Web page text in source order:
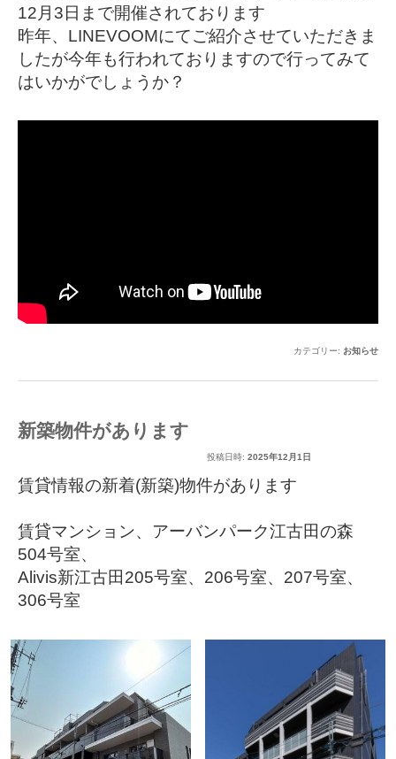
12月3日まで開催されております
昨年、LINEVOOMにてご紹介させていただきま
したが今年も行われておりますので行ってみて
はいかがでしょうか？
カテゴリー: お知らせ
新築物件があります
投稿日時: 2025年12月1日
賃貸情報の新着(新築)物件があります
賃貸マンション、 アーバンパーク江古田の森
504号室、
Alivis新江古田205号室、 206号室、 207号室、
306号室